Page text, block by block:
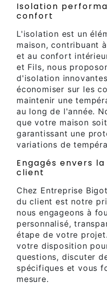
Isolation
confort
L'isolation est un
maison, contribuant
et au confort
et Fils, nous
d'isolation
économiser sur les
maintenir une
au long de l'année.
que votre maison
garantissant une
variations de
Engagés envers
client
Chez Entreprise
du client est notre
nous engageons à
personnalisé,
étape de votre
votre disposition
questions, discuter
spécifiques et vous
mesure.